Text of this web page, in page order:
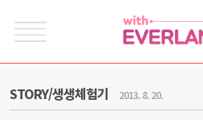
STORY/생생체험기 2013. 8. 20.